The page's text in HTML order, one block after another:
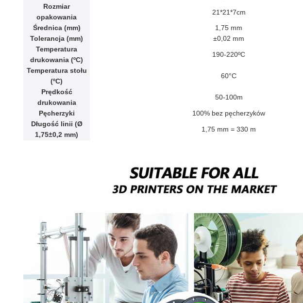
Rozmiar
opakowania
21*21*7cm
Średnica (mm)
1,75 mm
Tolerancja (mm)
±0,02 mm
Temperatura
drukowania (ºC)
190-220ºC
Temperatura stołu
(ºC)
60°C
Prędkość
drukowania
50-100m
Pęcherzyki
100% bez pęcherzyków
Długość linii (Ø
1,75±0,2 mm)
1,75 mm = 330 m